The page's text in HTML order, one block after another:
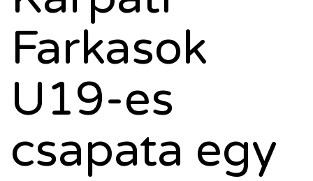
Farkasok
U19-es
csapata egy